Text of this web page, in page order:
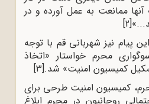
ممانعت به عمل آورده و در
[2]
پیام نیز شهربانی قم با توجه
محرم خواستار «اتخاذ
کمیسیون امنیت» شد.[3]
کمیسیون امنیت طرحی‌ برای‌
روحانیون‌ در محرم ابلاغ‌